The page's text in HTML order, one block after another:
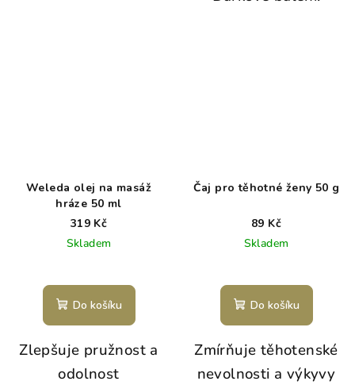
Weleda olej na masáž
hráze 50 ml
319 Kč
Skladem
Do košíku
Zlepšuje pružnost a
odolnost
Čaj pro těhotné ženy 50 g
89 Kč
Skladem
Do košíku
Zmírňuje těhotenské
nevolnosti a výkyvy